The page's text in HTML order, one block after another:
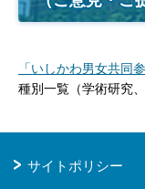
「いしかわ男女共同
種別一覧（学術研究
サイトポリシー